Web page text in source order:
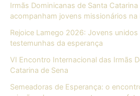
Irmãs Dominicanas de Santa Catarina
acompanham jovens missionários na
Rejoice Lamego 2026: Jovens unidos
testemunhas da esperança
VI Encontro Internacional das Irmãs
Catarina de Sena
Semeadoras de Esperança: o